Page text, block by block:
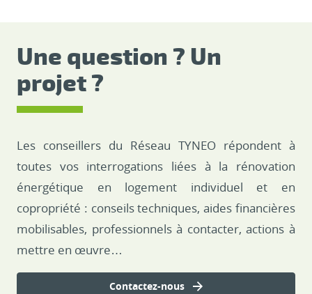
Une question ? Un
projet ?
Les conseillers du Réseau TYNEO répondent à
toutes vos interrogations liées à la rénovation
énergétique en logement individuel et en
copropriété : conseils techniques, aides financières
mobilisables, professionnels à contacter, actions à
mettre en œuvre…
Contactez-nous